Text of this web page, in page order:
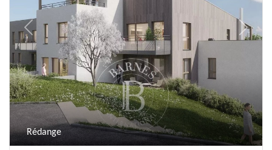
Previous Next
Rédange